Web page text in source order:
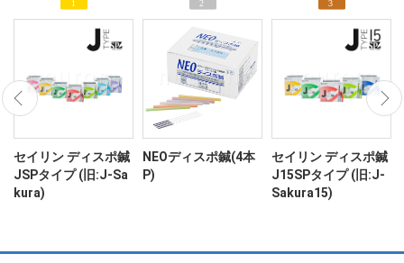
セイリン ディスポ鍼
JSPタイプ (旧:J-Sa
kura)
NEOディスポ鍼(4本
P)
セイリン ディスポ鍼
J15SPタイプ (旧:J-
Sakura15)